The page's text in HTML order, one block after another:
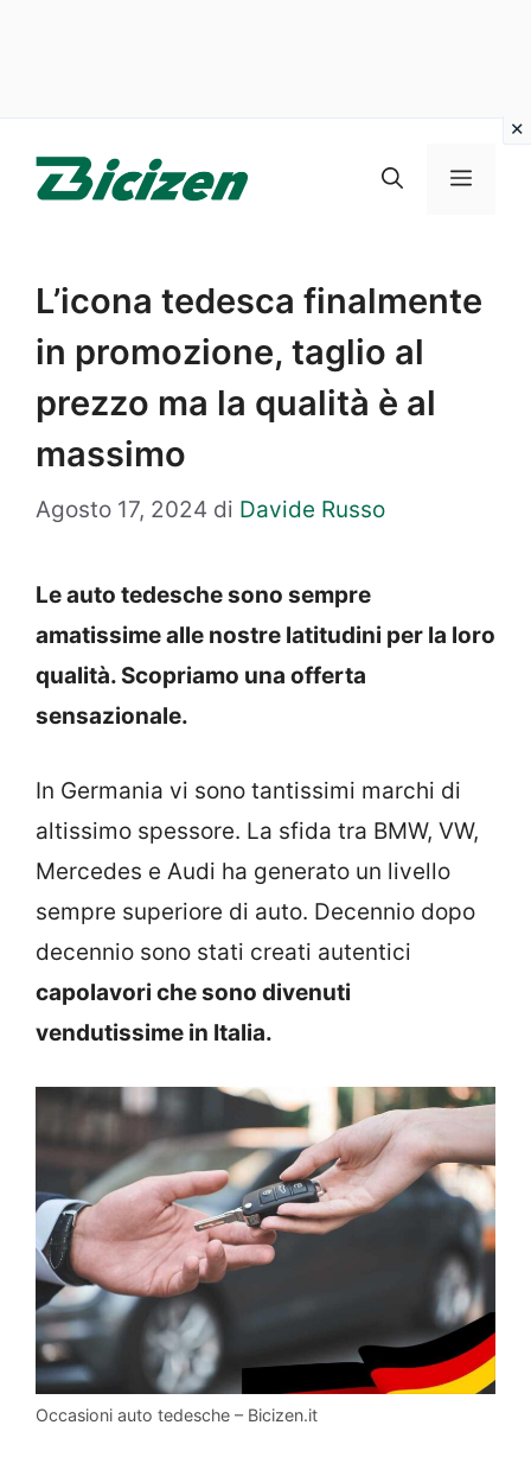
Menu
L’icona tedesca finalmente
in promozione, taglio al
prezzo ma la qualità è al
massimo
Agosto 17, 2024 di Davide Russo
Le auto tedesche sono sempre
amatissime alle nostre latitudini per la loro
qualità. Scopriamo una offerta
sensazionale.
In Germania vi sono tantissimi marchi di
altissimo spessore. La sfida tra BMW, VW,
Mercedes e Audi ha generato un livello
sempre superiore di auto. Decennio dopo
decennio sono stati creati autentici
capolavori che sono divenuti
vendutissime in Italia.
Occasioni auto tedesche – Bicizen.it